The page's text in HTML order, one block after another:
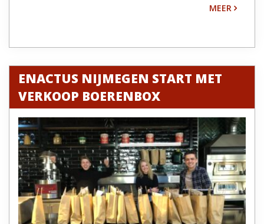
MEER
ENACTUS NIJMEGEN START MET
VERKOOP BOERENBOX